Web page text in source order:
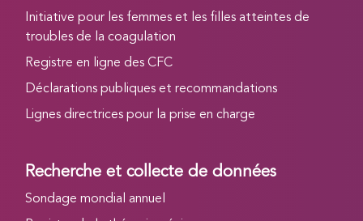
Initiative pour les femmes et les filles atteintes de
troubles de la coagulation
Registre en ligne des CFC
Déclarations publiques et recommandations
Lignes directrices pour la prise en charge
Recherche et collecte de données
Sondage mondial annuel